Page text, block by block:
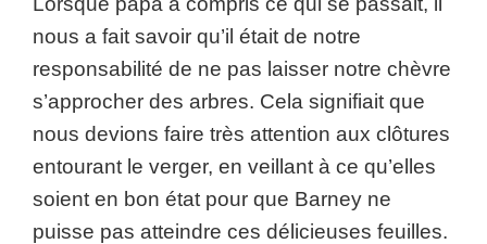
nous a fait savoir qu’il était de notre
responsabilité de ne pas laisser notre chèvre
s’approcher des arbres. Cela signifiait que
nous devions faire très attention aux clôtures
entourant le verger, en veillant à ce qu’elles
soient en bon état pour que Barney ne
puisse pas atteindre ces délicieuses feuilles.